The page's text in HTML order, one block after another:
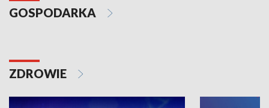
GOSPODARKA
ZDROWIE